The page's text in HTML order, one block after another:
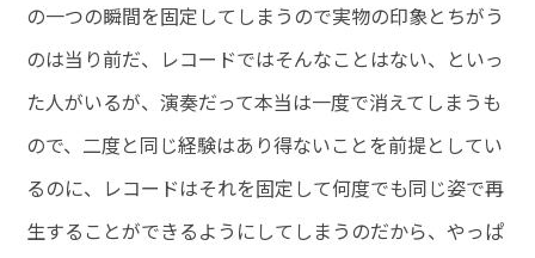
の一つの瞬間を固定してしまうので実物の印象とちがう
のは当り前だ、レコードではそんなことはない、といっ
た人がいるが、演奏だって本当は一度で消えてしまうも
ので、二度と同じ経験はあり得ないことを前提としてい
るのに、レコードはそれを固定して何度でも同じ姿で再
生することができるようにしてしまうのだから、やっぱ